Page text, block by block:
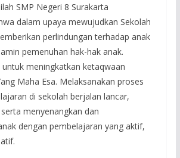
SMP Negeri 8 Surakarta
dalam upaya mewujudkan Sekolah
perlindungan terhadap anak
pemenuhan hak-hak anak.
meningkatkan ketaqwaan
Maha Esa. Melaksanakan proses
di sekolah berjalan lancar,
menyenangkan dan
dengan pembelajaran yang aktif,